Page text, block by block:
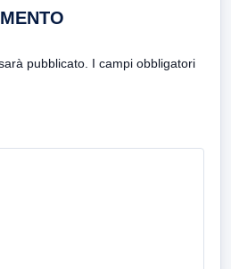
pubblicato. I campi obbligatori